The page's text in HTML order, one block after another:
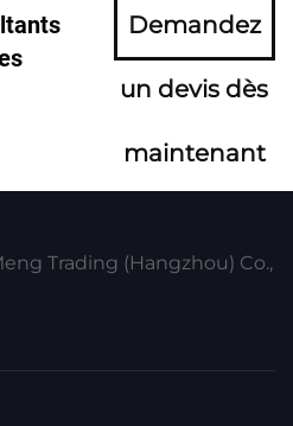
Demandez
un devis dès
maintenant
Trading (Hangzhou) Co.,